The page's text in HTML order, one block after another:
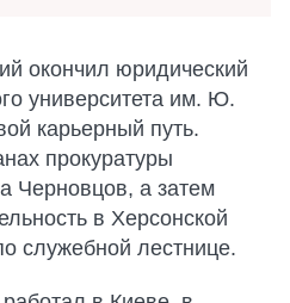
окончил юридический
университета им. Ю.
карьерный путь.
прокуратуры
Черновцов, а затем
в Херсонской
служебной лестнице.